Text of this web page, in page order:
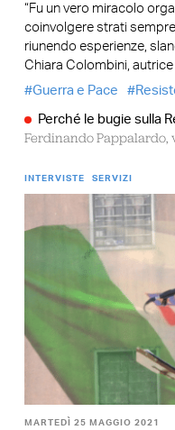
“Fu un vero miracolo
coinvolgere strati
riunendo esperienze,
Chiara Colombini,
Guerra e Pace
Perché le bugie sulla
Ferdinando
INTERVISTE SERVIZI
MARTEDÌ 25 MAGGIO 2021